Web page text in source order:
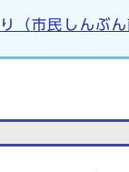
（市民しんぶ